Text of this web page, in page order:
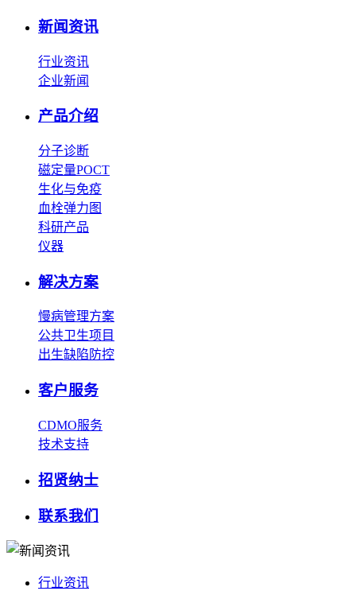
新闻资讯
行业资讯
企业新闻
产品介绍
分子诊断
磁定量POCT
生化与免疫
血栓弹力图
科研产品
仪器
解决方案
慢病管理方案
公共卫生项目
出生缺陷防控
客户服务
CDMO服务
技术支持
招贤纳士
联系我们
行业资讯